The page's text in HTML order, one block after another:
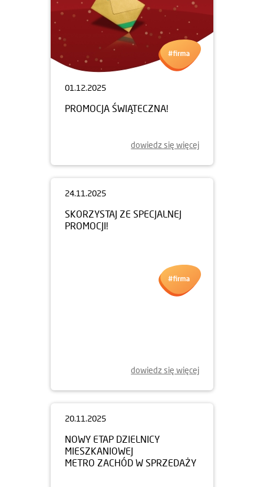
01.12.2025
PROMOCJA ŚWIĄTECZNA!
dowiedz się więcej
24.11.2025
SKORZYSTAJ ZE SPECJALNEJ
PROMOCJI!
dowiedz się więcej